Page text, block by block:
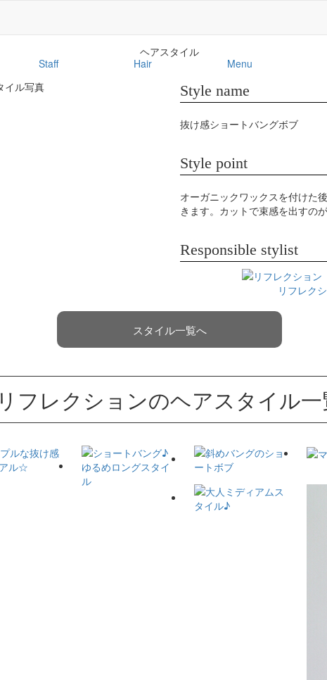
Staff Hair Menu
ヘアスタイル
Style name
抜け感ショートバングボブ
Style point
オーガニックワックスを付けた
きます。カットで束感を出すの
Responsible stylist
リフレク
スタイル一覧へ
リフレクションのヘアスタイル